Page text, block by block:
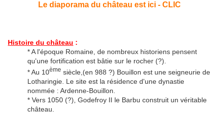
Le diaporama du château est ici - CLIC
Histoire du château :
* A l'époque Romaine, de nombreux historiens pensent
qu'une fortification est bâtie sur le rocher (?).
* Au 10ème siècle,(en 988 ?) Bouillon est une seigneurie de
Lotharingie. Le site est la résidence d'une dynastie
nommée : Ardenne-Bouillon.
* Vers 1050 (?), Godefroy II le Barbu construit un véritable
château.